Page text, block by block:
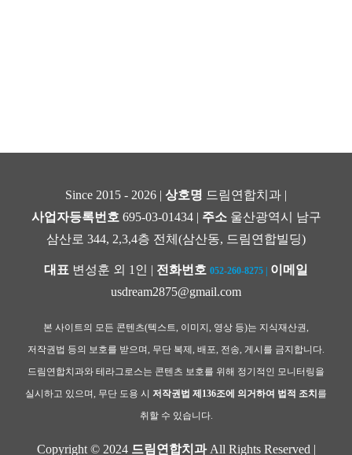
Since 2015 - 2026 | 상호명 드림연합치과 |
사업자등록번호 695-03-01434 | 주소울산광역시 남구
삼산로 344, 2,3,4층 전체(삼산동, 드림연합빌딩)
대표 변성훈 외 1인 | 전화번호 052-260-8275
이메일
usdream2875@gmail.com
본 사이트의 모든 콘텐츠(텍스트, 이미지, 영상 등)는 지식재산권,
저작권법 등의 보호를 받으며, 무단 복제, 배포, 전송, 게시를 금지합니다.
드림연합치과와 테라그로스는 콘텐츠 보호를 위해 정기적인 모니터링을
실시하고 있으며, 무단 도용 시 저작권법 제136조에 의거하여 법적 조치 를
취할 수 있습니다.
Copyright © 2024 드림연합치과All Rights Reserved |